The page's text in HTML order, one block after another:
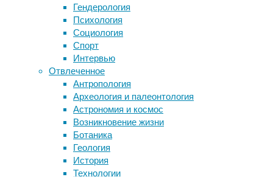
Гендерология
Психология
Социология
Спорт
Интервью
Отвлеченное
Антропология
Археология и палеонтология
Астрономия и космос
Возникновение жизни
Ботаника
Геология
История
Технологии
Какие
плюсы
получают
пользователи
Метки
ДНК бактерии биология
биотехнология вирусы
генетика дети
здоровье
инструменты и методы